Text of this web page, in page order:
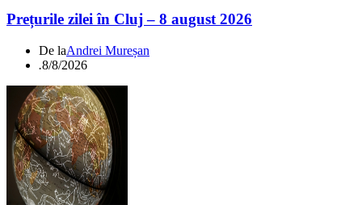
Prețurile zilei în Cluj – 8 august 2026
De laAndrei Mureșan
.8/8/2026